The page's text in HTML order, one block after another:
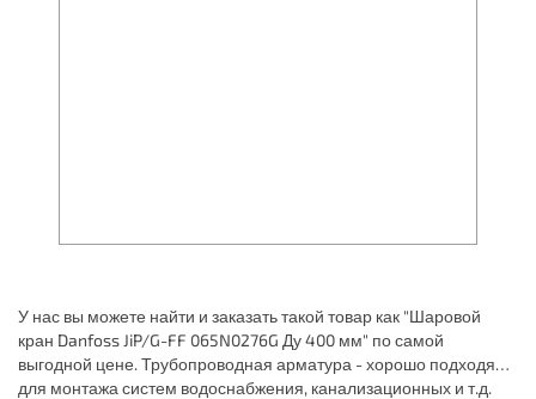
У нас вы можете найти и заказать такой товар как "Шаровой
кран Danfoss JiP/G-FF 065N0276G Ду 400 мм" по самой
выгодной цене. Трубопроводная арматура - хорошо подходят
для монтажа систем водоснабжения, канализационных и т.д.